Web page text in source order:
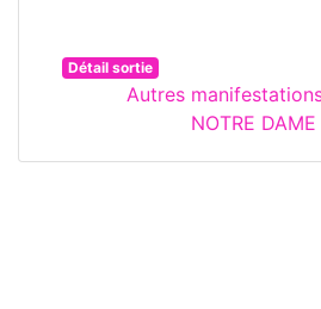
Détail sortie
Autres
NOTRE